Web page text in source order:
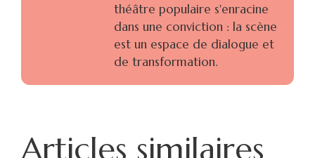
théâtre populaire s'enracine
dans une conviction : la scène
est un espace de dialogue et
de transformation.
Articles similaires